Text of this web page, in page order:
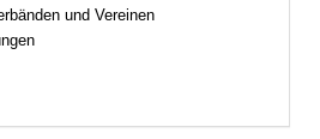
und Vereinen